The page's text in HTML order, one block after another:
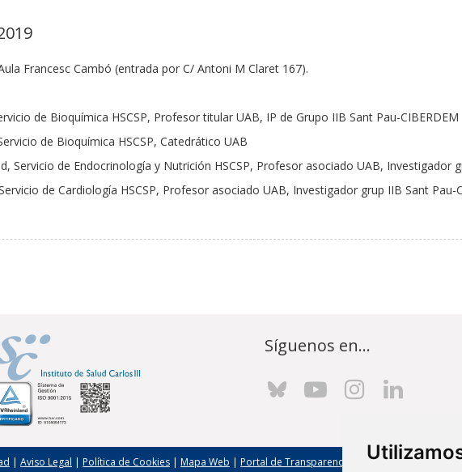
Francesc Cambó (entrada por C/ Antoni M Claret 167).
de Bioquímica HSCSP, Profesor titular UAB, IP de Grupo IIB Sant Pau-CIBERDEM
de Bioquímica HSCSP, Catedrático UAB
Servicio de Endocrinología y Nutrición HSCSP, Profesor asociado UAB, Investigador
de Cardiología HSCSP, Profesor asociado UAB, Investigador grup IIB Sant Pau-
Síguenos en...
| Aviso Legal | Política de Cookies | Mapa Web | Portal de Transparencia Política de seguridad